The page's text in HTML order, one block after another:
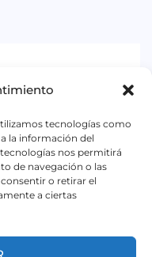
tecnologías como
la información del
nos permitirá
de navegación o las
o retirar el
a ciertas
de la
para el
el
a
en Andalucía.